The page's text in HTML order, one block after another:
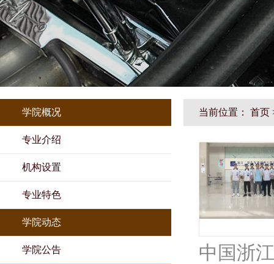
学院概况
专业介绍
机构设置
专业特色
学院动态
学院公告
当前位置： 首页
中国浙